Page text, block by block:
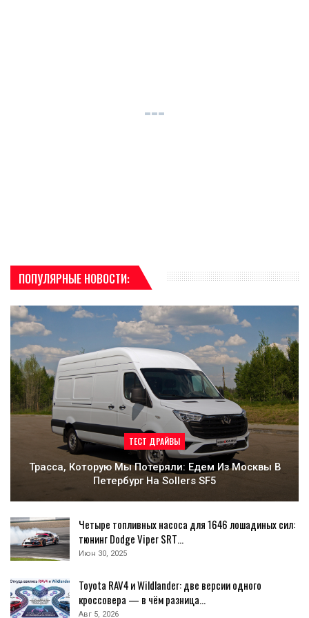
ПОПУЛЯРНЫЕ НОВОСТИ:
ТЕСТ ДРАЙВЫ
Трасса, Которую Мы Потеряли: Едем Из Москвы В
Петербург На Sollers SF5
Четыре топливных насоса для 1646 лошадиных сил:
тюнинг Dodge Viper SRT…
Июн 30, 2025
Toyota RAV4 и Wildlander: две версии одного
кроссовера — в чём разница…
Авг 5, 2026